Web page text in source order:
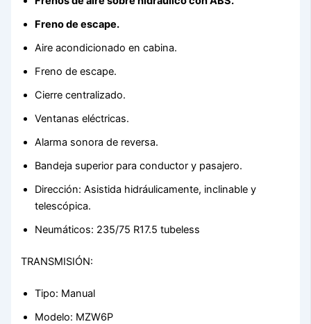
Freno de escape.
Aire acondicionado en cabina.
Freno de escape.
Cierre centralizado.
Ventanas eléctricas.
Alarma sonora de reversa.
Bandeja superior para conductor y pasajero.
Dirección: Asistida hidráulicamente, inclinable y
telescópica.
Neumáticos: 235/75 R17.5 tubeless
TRANSMISIÓN:
Tipo: Manual
Modelo: MZW6P